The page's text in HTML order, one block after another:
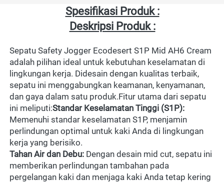
Spesifikasi Produk :
Deskripsi Produk :
Sepatu Safety Jogger Ecodesert S1P Mid AH6 Cream
adalah pilihan ideal untuk kebutuhan keselamatan di
lingkungan kerja. Didesain dengan kualitas terbaik,
sepatu ini menggabungkan keamanan, kenyamanan,
dan gaya dalam satu produk.Fitur utama dari sepatu
ini meliputi:Standar Keselamatan Tinggi (S1P):
Memenuhi standar keselamatan S1P, menjamin
perlindungan optimal untuk kaki Anda di lingkungan
kerja yang berisiko.
Tahan Air dan Debu: Dengan desain mid cut, sepatu ini
memberikan perlindungan tambahan pada
pergelangan kaki dan menjaga kaki Anda tetap kering